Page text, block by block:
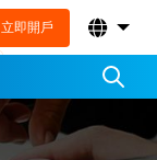
立即開戶